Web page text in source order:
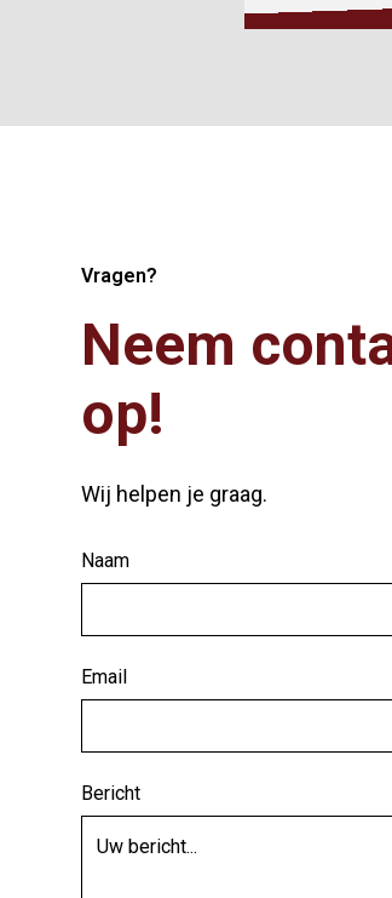
Vragen?
Neem
op!
Wij helpen je graag.
Naam
Email
Bericht